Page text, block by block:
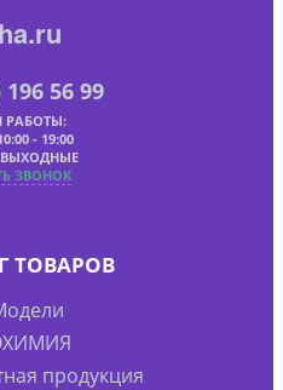
196 56 99
РАБОТЫ:
- 19:00
ВЫХОДНЫЕ
ЗВОНОК
ТОВАРОВ
продукция